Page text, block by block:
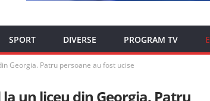
SPORT DIVERSE PROGRAM TV
Georgia. Patru persoane au fost ucise
un liceu din Georgia. Patru